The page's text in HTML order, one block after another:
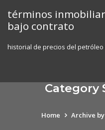
content
términos
bajo contrato
historial de precios del
Category
Home Archive